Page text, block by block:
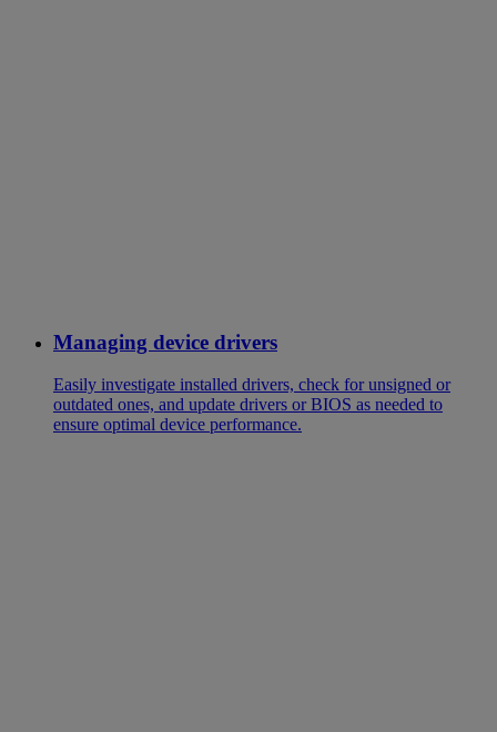
Managing device drivers
Easily investigate installed drivers, check for unsigned or
outdated ones, and update drivers or BIOS as needed to
ensure optimal device performance.